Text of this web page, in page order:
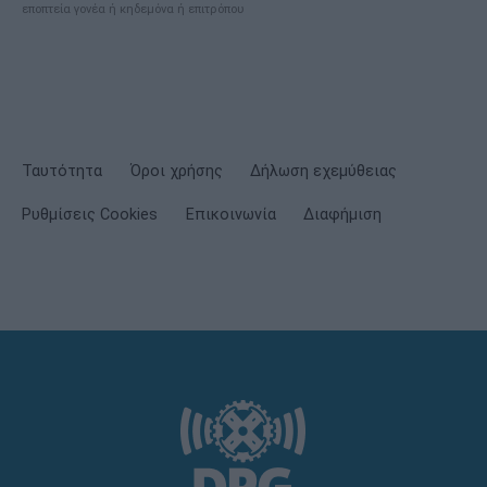
εποπτεία γονέα ή κηδεμόνα ή επιτρόπου
Ταυτότητα Όροι χρήσης Δήλωση εχεμύθειας
Ρυθμίσεις Cookies Επικοινωνία Διαφήμιση